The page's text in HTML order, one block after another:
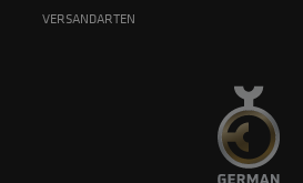
VERSANDARTEN